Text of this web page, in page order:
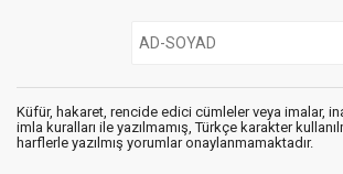
Küfür, hakaret, rencide edici cümleler veya imalar,
imla kuralları ile yazılmamış, Türkçe karakter
harflerle yazılmış yorumlar onaylanmamaktadır.